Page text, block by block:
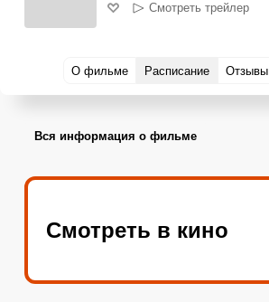
Смотреть трейлер
О фильме Расписание Отзывы
Вся информация о фильме
Смотреть в кино